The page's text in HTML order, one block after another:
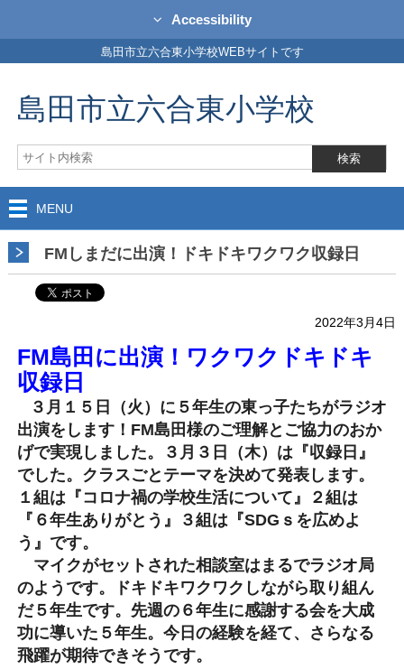
Accessibility
島田市立六合東小学校WEBサイトです
島田市立六合東小学校
MENU
FMしまだに出演！ドキドキワクワク収録日
2022年3月4日
FM島田に出演！ワクワクドキドキ
収録日
３月１５日（火）に５年生の東っ子たちがラジオ
出演をします！FM島田様のご理解とご協力のおか
げで実現しました。３月３日（木）は『収録日』
でした。クラスごとテーマを決めて発表します。
１組は『コロナ禍の学校生活について』２組は
『６年生ありがとう』３組は『SDGｓを広めよ
う』です。
マイクがセットされた相談室はまるでラジオ局
のようです。ドキドキワクワクしながら取り組ん
だ５年生です。先週の６年生に感謝する会を大成
功に導いた５年生。今日の経験を経て、さらなる
飛躍が期待できそうです。